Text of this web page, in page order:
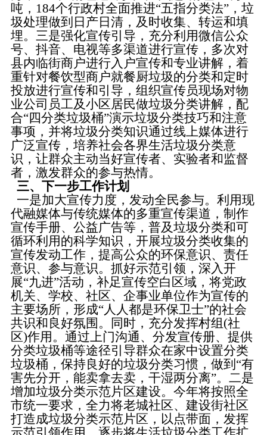
吨，184个行政村全面推进“五指分类法”，垃
圾处理做到日产日清，及时收集、转运和填
埋。三是强化宣传引导，充分利用微信公众
号、抖音、电视等多渠道进行宣传，多次对
县内临街商户进行入户宣传和专业讲解，着
重针对餐饮型商户就餐厨垃圾的分类和定时
投放进行宣传和引导，组织宣传员现场对物
业公司员工及小区居民做垃圾分类讲解，配
合“四分类垃圾桶”演示垃圾分类技巧和注意
事项，并将垃圾分类知识通过线上媒体进行
广泛宣传，培养社会各界生活垃圾分类意
识，让群众主动当好宣传者、实验者和监督
者，激发群众的参与热情。
三、下一步工作计划
一是加大宣传力度，发动全民参与。利用现
代融媒体与传统媒体的多重宣传渠道，制作
宣传手册、公益广告等，普及垃圾分类和可
循环利用的科学知识，开展垃圾分类收集的
宣传发动工作，提高公众的环保意识、责任
意识、参与意识。抓好示范引领，深入开
展“九进”活动，补足宣传空白区域，将党政
机关、学校、社区、企事业单位作为宣传的
主要场所，形成“人人都是环保卫士”的社会
共识和良好氛围。同时，充分发挥村组(社
区)作用。通过上门沟通、分发宣传册、提供
分类垃圾桶等途径引导群众在家中设置分类
垃圾桶，保持良好的垃圾分类习惯，做到“有
害先分开，能卖拿去卖，干湿两分离”。二是
增加垃圾分类示范片区建设。今年将按照全
市统一要求，全力将老城社区、建设街社区
打造成垃圾分类示范片区，以点带面，发挥